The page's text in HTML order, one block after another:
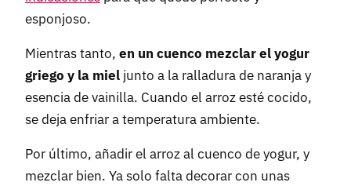
esponjoso.
Mientras tanto, en un cuenco mezclar el yogur
griego y la miel junto a la ralladura de naranja y
esencia de vainilla. Cuando el arroz esté cocido,
se deja enfriar a temperatura ambiente.
Por último, añadir el arroz al cuenco de yogur, y
mezclar bien. Ya solo falta decorar con unas